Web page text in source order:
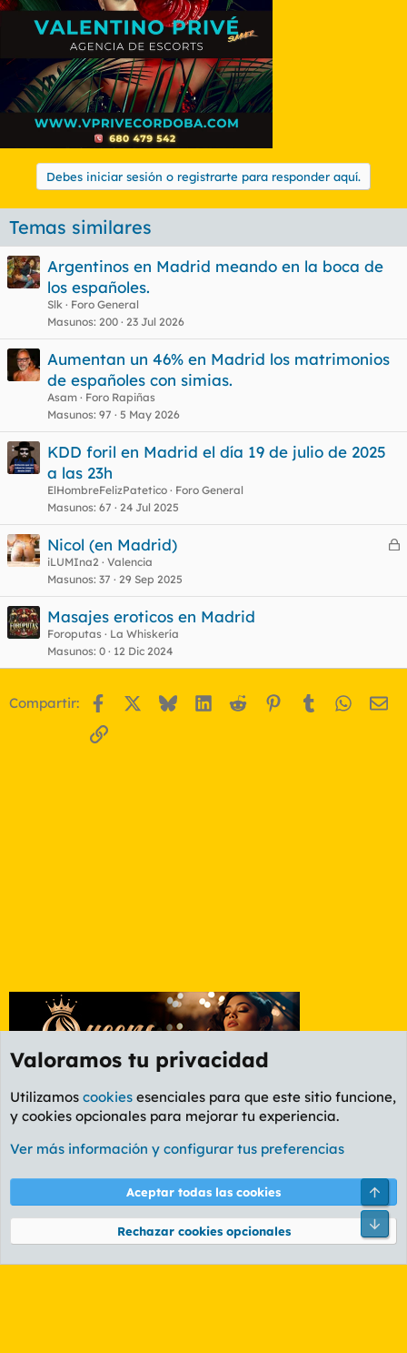
Debes iniciar sesión o registrarte para responder aquí.
Temas similares
Argentinos en Madrid meando en la boca de
los españoles.
Slk
Foro General
Masunos 200 23 Jul 2026
Aumentan un 46% en Madrid los matrimonios
de españoles con simias.
Asam
Foro Rapiñas
Masunos 97 5 May 2026
KDD foril en Madrid el día 19 de julio de 2025
a las 23h
ElHombreFelizPatetico
Foro General
Masunos 67 24 Jul 2025
C
r
Nicol (en Madrid)
iLUMIna2 Valencia
Masunos 37 29 Sep 2025
Masajes eroticos en Madrid
Foroputas
La Whiskería
Masunos 0 12 Dic 2024
Compartir: Facebook BlueskyLinkedIn
Reddit Pinterest
Tumblr
Enlace
Foro General
Cookies
PL OLDSTYLE AMARILLO
Términos y reglas Política de privacidad Ayuda
Community platform by XenForo® © 2010-2026 XenForo Ltd.
Valoramos tu privacidad
Utilizamos cookies esenciales para que este sitio funcione,
y cookies opcionales para mejorar tu experiencia.
Ver más información y configurar tus preferencias
Aceptar todas las cookies
Rechazar cookies opcionales
Pie